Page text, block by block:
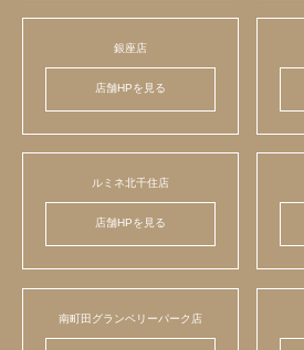
銀座店
店舗HPを見る
ルミネ北千住店
店舗HPを見る
南町田グランベリーパーク店